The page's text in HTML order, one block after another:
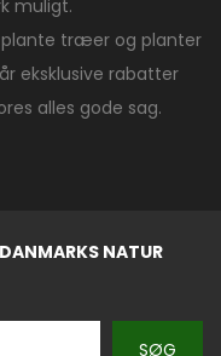
muligt.
træer og planter
eksklusive rabatter
alles gode sag.
DANMARKS NATUR
SØG